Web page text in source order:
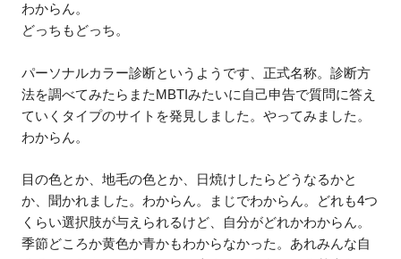
わからん。
どっちもどっち。
パーソナルカラー診断というようです、正式名称。診断方
法を調べてみたらまたMBTIみたいに自己申告で質問に答え
ていくタイプのサイトを発見しました。やってみました。
わからん。
目の色とか、地毛の色とか、日焼けしたらどうなるかと
か、聞かれました。わからん。まじでわからん。どれも4つ
くらい選択肢が与えられるけど、自分がどれかわからん。
季節どころか黄色か青かもわからなかった。あれみんな自